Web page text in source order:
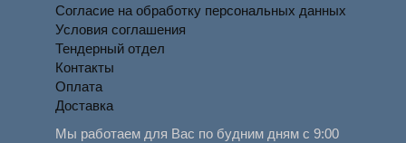
Согласие на обработку персональных данных
Условия соглашения
Тендерный отдел
Контакты
Оплата
Доставка
Мы работаем для Вас по будним дням с 9:00